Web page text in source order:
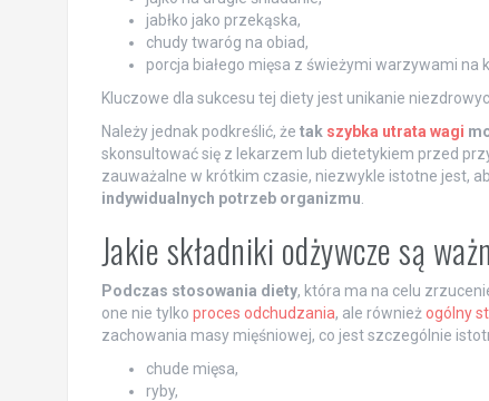
jabłko jako przekąska,
chudy twaróg na obiad,
porcja białego mięsa z świeżymi warzywami na
Kluczowe dla sukcesu tej diety jest unikanie
Należy jednak podkreślić, że tak szybka utrata wagi
skonsultować się z lekarzem lub dietetykiem przed
zauważalne w krótkim czasie, niezwykle istotne jest,
indywidualnych potrzeb organizmu.
Jakie składniki odżywcze są
Podczas stosowania diety, która ma na celu
one nie tylko proces odchudzania, ale równieżogólny
zachowania masy mięśniowej, co jest szczególnie
chude mięsa,
ryby,